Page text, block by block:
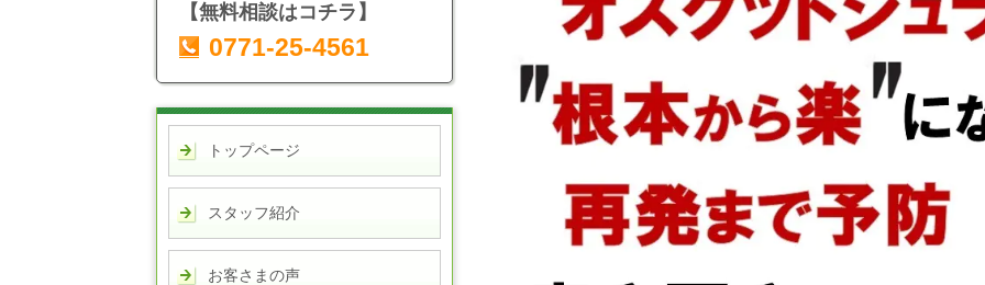
【無料相談はコチラ】
0771-25-4561
トップページ
スタッフ紹介
お客さまの声